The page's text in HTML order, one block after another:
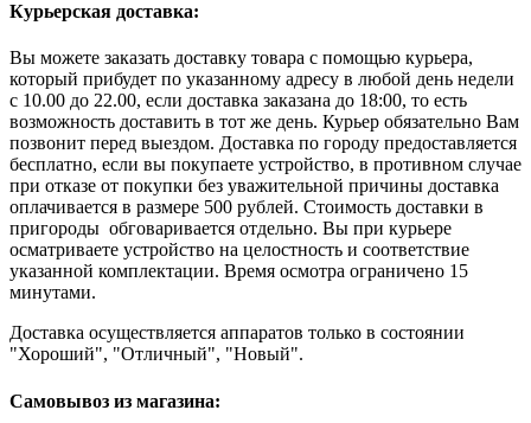
Курьерская доставка:
Вы можете заказать доставку товара с помощью курьера,
который прибудет по указанному адресу в любой день недели
с 10.00 до 22.00, если доставка заказана до 18:00, то есть
возможность доставить в тот же день. Курьер обязательно Вам
позвонит перед выездом. Доставка по городу предоставляется
бесплатно, если вы покупаете устройство, в противном случае
при отказе от покупки без уважительной причины доставка
оплачивается в размере 500 рублей. Стоимость доставки в
пригороды обговаривается отдельно. Вы при курьере
осматриваете устройство на целостность и соответствие
указанной комплектации. Время осмотра ограничено 15
минутами.
Доставка осуществляется аппаратов только в состоянии
"Хороший", "Отличный", "Новый".
Самовывоз из магазина: